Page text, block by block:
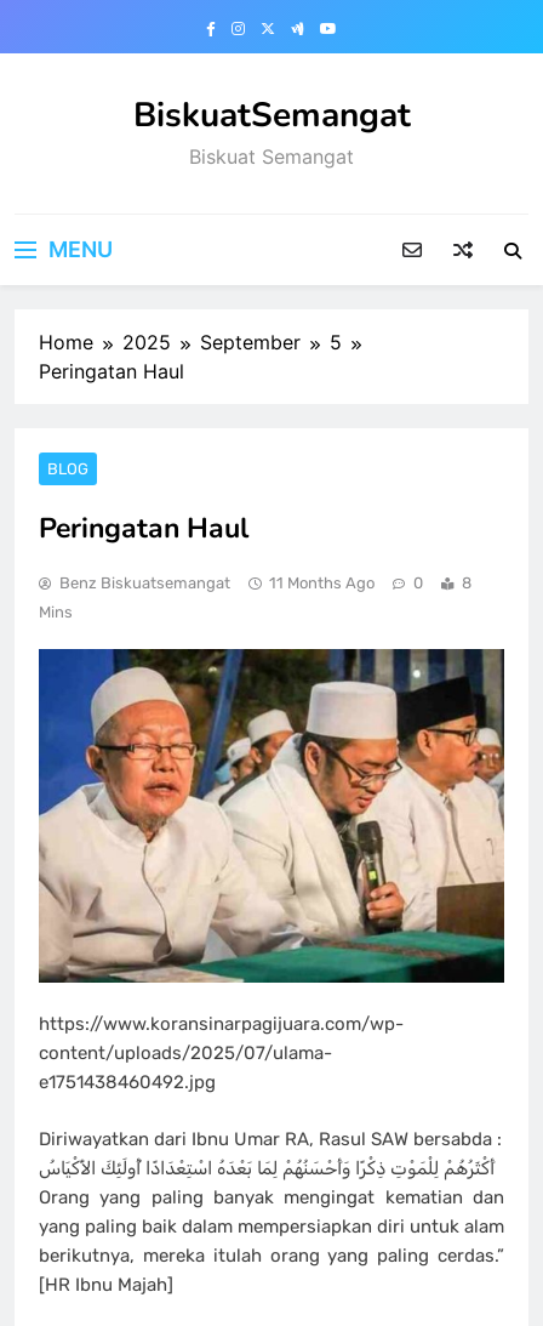
BiskuatSemangat
Biskuat Semangat
MENU
Home 2025 September
5
Peringatan Haul
BLOG
Peringatan Haul
Benz Biskuatsemangat 11 Months Ago 0
8
Mins
https://www.koransinarpagijuara.com/wp-
content/uploads/2025/07/ulama-
e1751438460492.jpg
Diriwayatkan dari Ibnu Umar RA, Rasul SAW bersabda :
أَكْثَرُهُمْ لِلْمَوْتِ ذِكْرًا وَأَحْسَنُهُمْ لِمَا بَعْدَهُ اسْتِعْدَادًا أُولَئِكَ الأَكْيَاسُ
Orang yang paling banyak mengingat kematian dan
yang paling baik dalam mempersiapkan diri untuk alam
berikutnya, mereka itulah orang yang paling cerdas.”
[HR Ibnu Majah]